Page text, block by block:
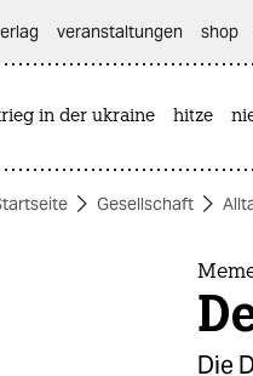
veranstaltungen shop
in der ukraine hitze
Gesellschaft
Die